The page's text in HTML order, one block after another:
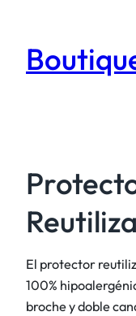
contenido
El protector
100%
broche y doble